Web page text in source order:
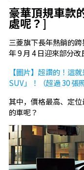
豪華頂規車款
處呢？]
三菱旗下長年熱銷的
年 9 月 4 日迎來部分改
【圖片】超讚的！這
SUV」！（超過 30 張
其中，價格最高、定
的車呢？